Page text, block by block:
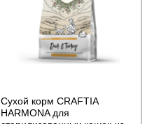
Сухой корм CRAFTIA
HARMONA для